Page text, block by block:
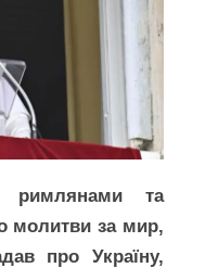
римлянами та
молитви за мир,
про Україну,